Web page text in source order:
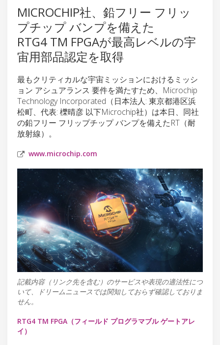
MICROCHIP社、鉛フリー フリッ
プチップ バンプを備えた
RTG4 TM FPGAが最高レベルの宇
宙用部品認定を取得
最もクリティカルな宇宙ミッションにおけるミッシ
ョン アシュアランス 要件を満たすため、Microchip
Technology Incorporated（日本法人: 東京都港区浜
松町、代表: 櫟晴彦 以下Microchip社）は本日、同社
の鉛フリー フリップチップ バンプを備えたRT（耐
放射線）。
www.microchip.com
記載内容（リンク先を含む）のサービスや表現の適法性につ
いて、ドリームニュースでは関知しておらず確認しておりま
せん。
RTG4 TM FPGA（フィールド プログラマブル ゲートアレ
イ）